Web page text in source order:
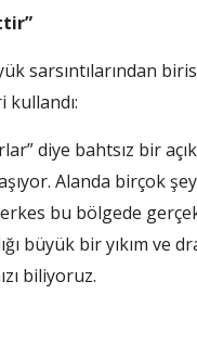
sarsıntılarından
diye bahtsız bir
Alanda birçok
bu bölgede
büyük bir yıkım ve
biliyoruz.